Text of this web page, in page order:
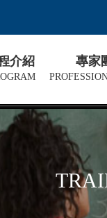
介紹 專家